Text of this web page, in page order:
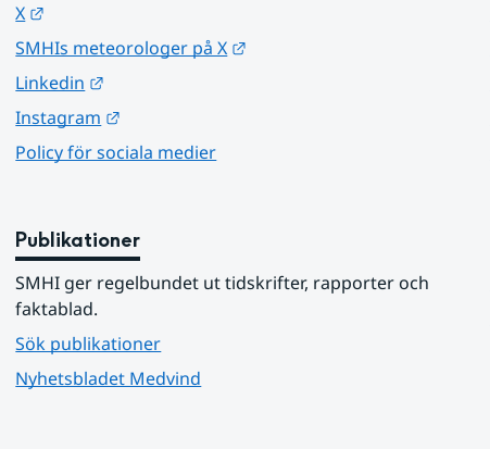
X
SMHIs meteorologer på X
Linkedin
Instagram
Policy för sociala medier
Publikationer
SMHI ger regelbundet ut tidskrifter, rapporter och
faktablad.
Sök publikationer
Nyhetsbladet Medvind